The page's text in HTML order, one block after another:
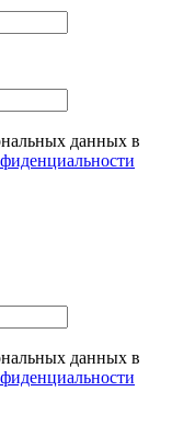
данных в
данных в